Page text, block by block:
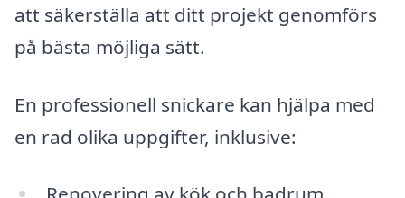
att säkerställa att ditt projekt genomförs
på bästa möjliga sätt.
En professionell snickare kan hjälpa med
en rad olika uppgifter, inklusive: